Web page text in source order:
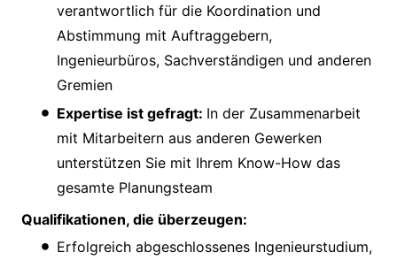
verantwortlich für die Koordination und
Abstimmung mit Auftraggebern,
Ingenieurbüros, Sachverständigen und anderen
Gremien
Expertise ist gefragt: In der Zusammenarbeit
mit Mitarbeitern aus anderen Gewerken
unterstützen Sie mit Ihrem Know-How das
gesamte Planungsteam
Qualifikationen, die überzeugen:
Erfolgreich abgeschlossenes Ingenieurstudium,